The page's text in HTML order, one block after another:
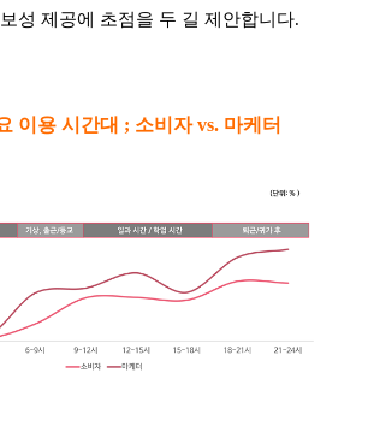
성 제공에 초점을 두 길 제안합니다.
이용 시간대 ; 소비자 vs. 마케터